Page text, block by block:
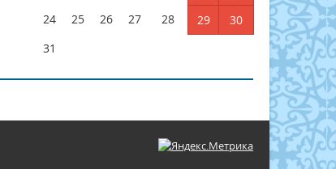
24
25 26 27 28 29
30
31